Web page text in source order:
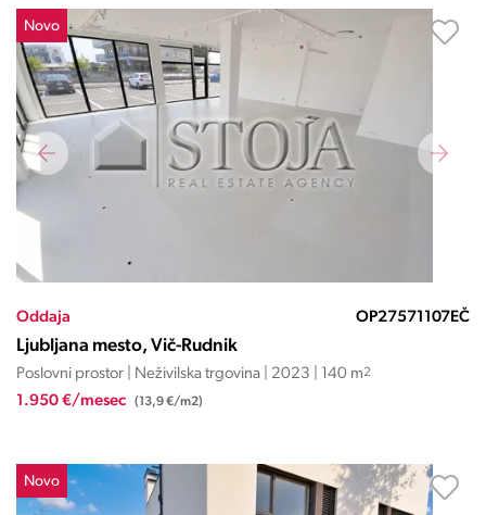
Novo
Oddaja OP27571107EČ
Ljubljana mesto, Vič-Rudnik
Poslovni prostor | Neživilska trgovina | 2023 | 140 m2
1.950 €/mesec (13,9 €/m2)
Novo